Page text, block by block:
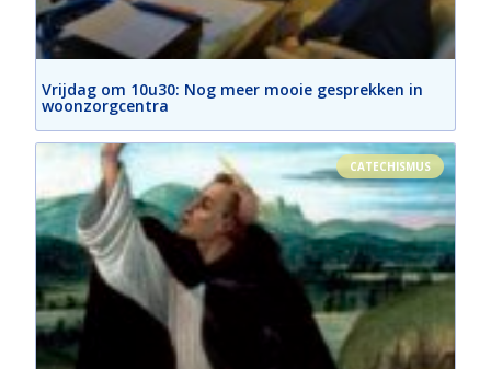
Vrijdag om 10u30: Nog meer mooie gesprekken in
woonzorgcentra
CATECHISMUS